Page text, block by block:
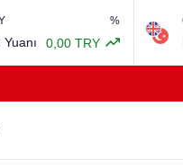
İngiliz Sterlini